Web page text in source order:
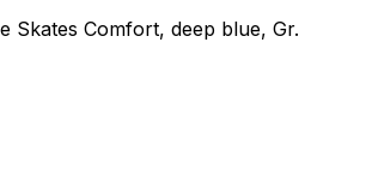
Skates Comfort, deep blue, Gr.